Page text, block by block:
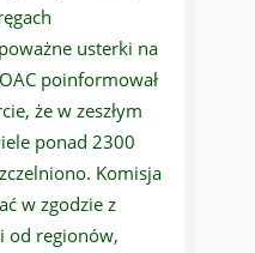
usterki na
poinformował
że w zeszłym
ponad 2300
Komisja
w zgodzie z
od regionów,